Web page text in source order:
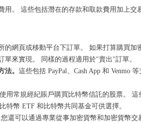
用。 這些包括潛在的存款和取款費用加上
的網頁或移動平台下訂單。 如果打算購買
單來實現。 同樣的過程適用於"賣出"訂單。
法。 這些包括 PayPal、Cash App 和 Venmo
用常規經紀賬戶購買比特幣信託的股票。
特幣 ETF 和比特幣共同基金可供選擇。
您還可以通過專業從事加密貨幣和加密貨幣